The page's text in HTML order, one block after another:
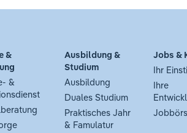
&
&
Ausbildung &
Studium
Ausbildung
Duales Studium
Praktisches Jahr
& Famulatur
Jobs &
Ihr
Ihre